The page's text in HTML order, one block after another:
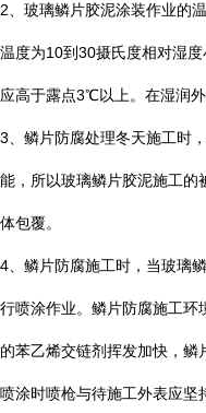
2 、玻璃鳞片胶泥涂装作业的
温度为10到30摄氏度相对湿度
应高于露点3℃以上。在湿润
3 、鳞片防腐处理冬天施工时
能，所以玻璃鳞片胶泥施工的
体包覆。
4 、鳞片防腐施工时，当玻璃
行喷涂作业。鳞片防腐施工环
的苯乙烯交链剂挥发加快，
喷涂时喷枪与待施工外表应坚